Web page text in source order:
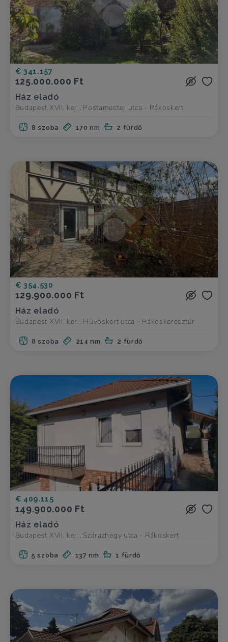
€ 341.157
125.000.000 Ft
Ház eladó
Budapest XVII. ker., Postamester utca - Rákoskert
8 szoba 170 nm 2 fürdő
€ 354.530
129.900.000 Ft
Ház eladó
Budapest XVII. ker., Hüvöskert utca - Rákoskeresztúr
8 szoba 214 nm 2 fürdő
€ 409.115
149.900.000 Ft
Ház eladó
Budapest XVII. ker., Szárazhegy utca - Rákoskert
5 szoba 137 nm 1 fürdő